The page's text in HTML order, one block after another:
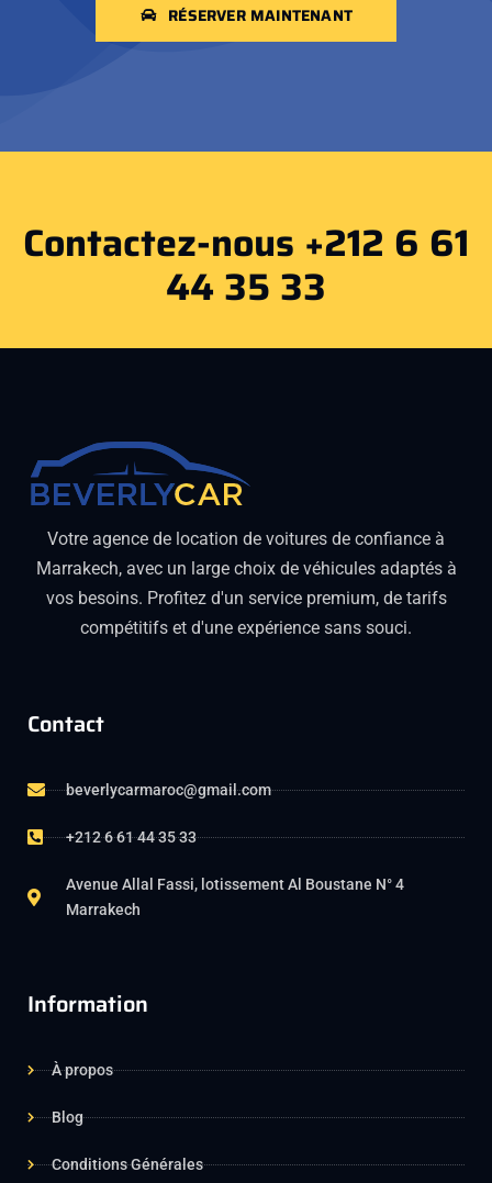
RÉSERVER MAINTENANT
Contactez-nous +212 6 61
44 35 33
Votre agence de location de voitures de confiance à
Marrakech, avec un large choix de véhicules adaptés à
vos besoins. Profitez d'un service premium, de tarifs
compétitifs et d'une expérience sans souci.
Contact
beverlycarmaroc@gmail.com
+212 6 61 44 35 33
Avenue Allal Fassi, lotissement Al Boustane N° 4
Marrakech
Information
À propos
Blog
Conditions Générales